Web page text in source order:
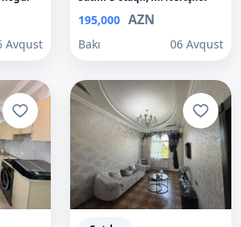
Avqust
195,000 AZN
Bakı 06 Avqust